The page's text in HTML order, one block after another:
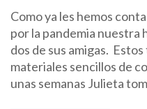
3D
Como ya les hemos
por la pandemia nuestra
dos de sus amigas.
materiales sencillos de
unas semanas Julieta